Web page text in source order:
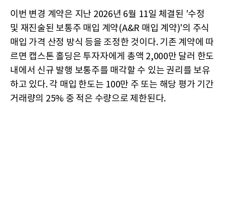
이번 변경 계약은 지난 2026년 6월 11일 체결된 '수정
및 재진술된 보통주 매입 계약(A&R 매입 계약)'의 주식
매입 가격 산정 방식 등을 조정한 것이다. 기존 계약에 따
르면 캡스톤 홀딩은 투자자에게 총액 2,000만 달러 한도
내에서 신규 발행 보통주를 매각할 수 있는 권리를 보유
하고 있다. 각 매입 한도는 100만 주 또는 해당 평가 기간
거래량의 25% 중 적은 수량으로 제한된다.